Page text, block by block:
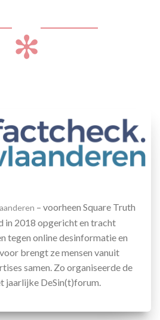
✻
– voorheen Square Truth
in 2018 opgericht en tracht
tegen online desinformatie en
brengt ze mensen vanuit
samen. Zo organiseerde de
jaarlijke DeSin(t)forum.